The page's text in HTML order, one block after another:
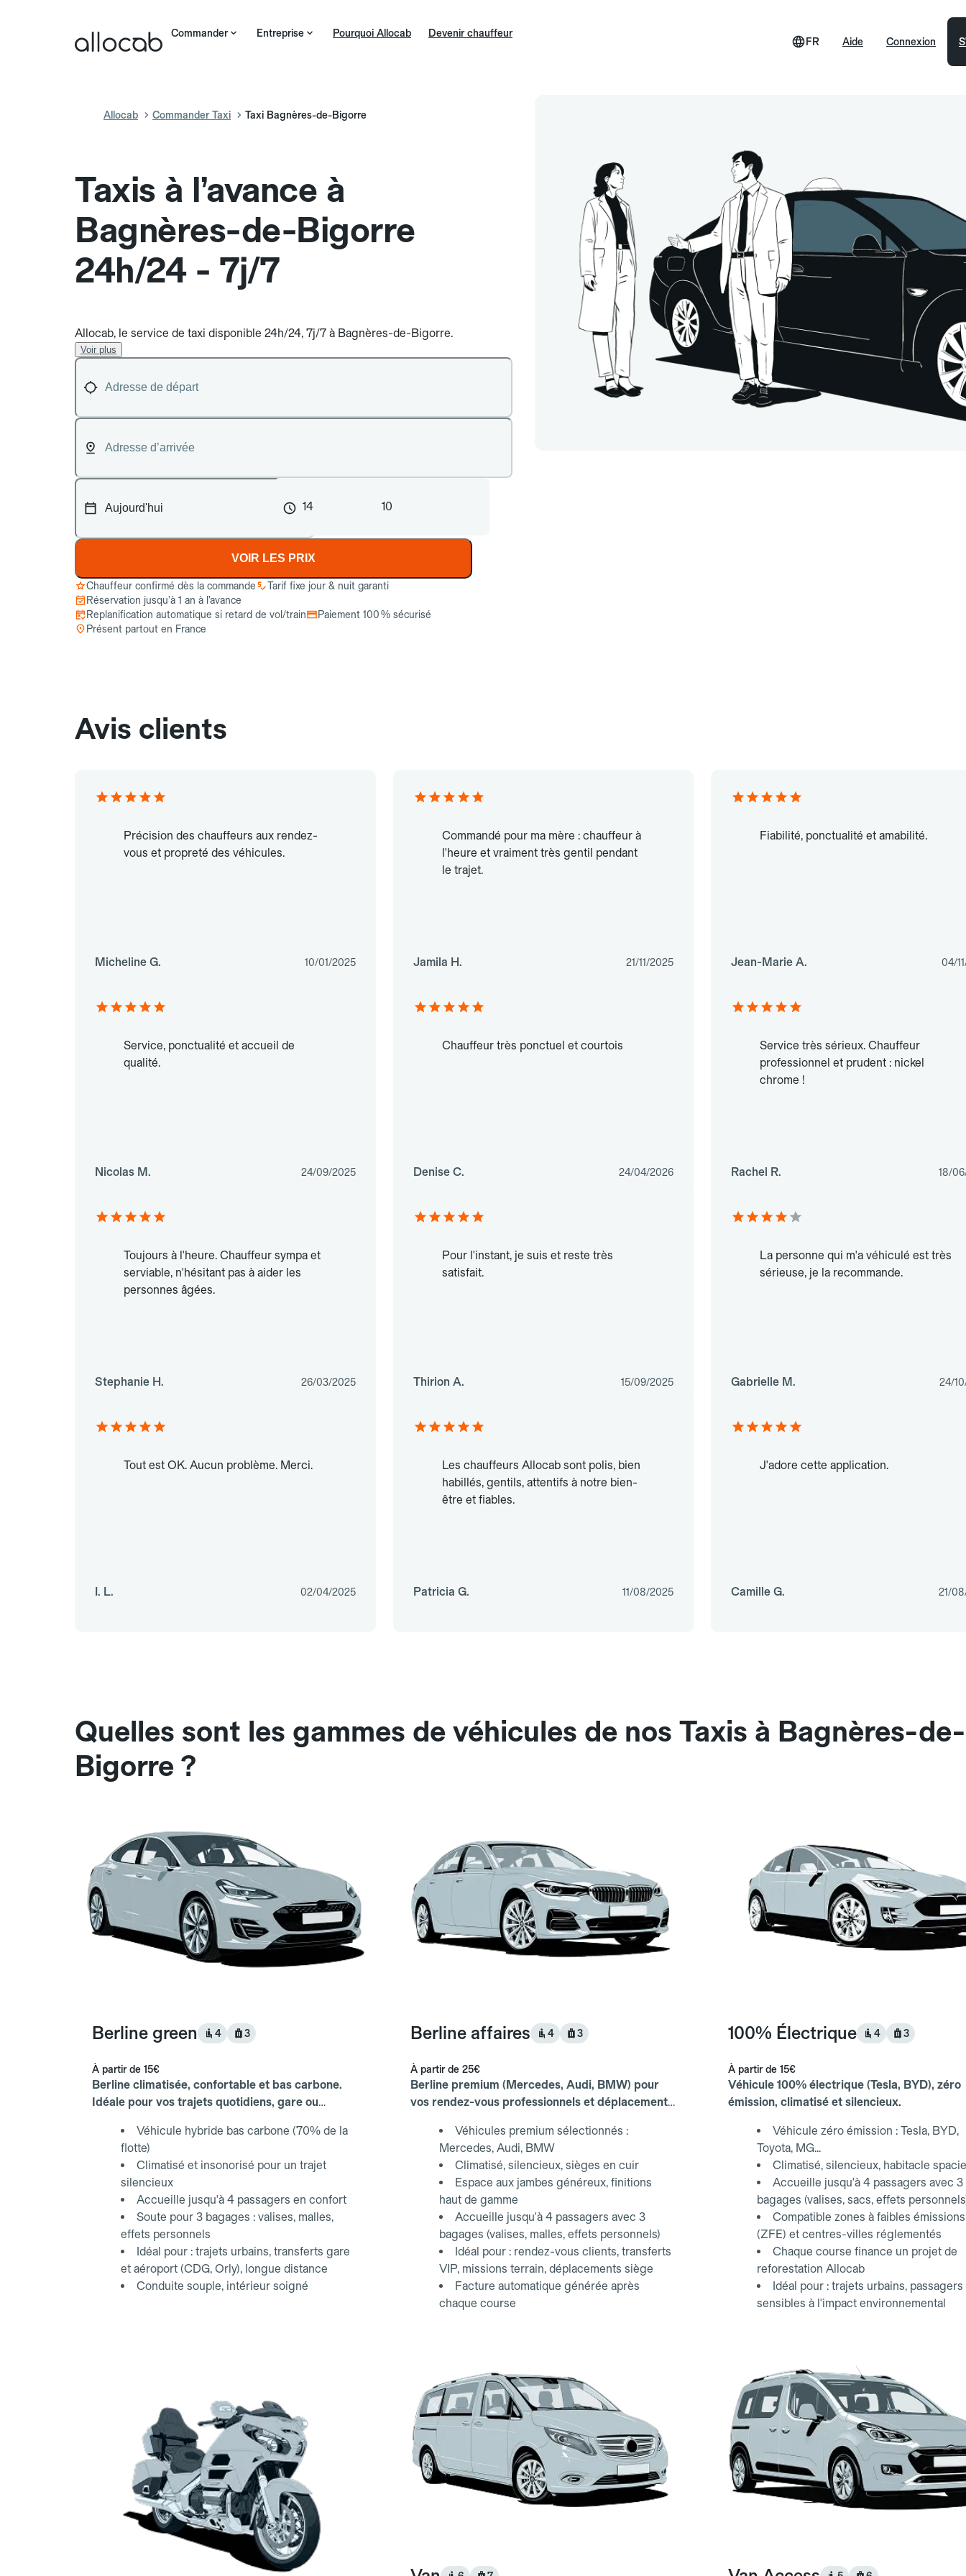
Commander Entreprise Pourquoi Allocab Devenir chauffeur
Aide
FR Connexion
Allocab Commander Taxi Taxi Bagnères-de-Bigorre
Taxis à l’avance à
Bagnères-de-Bigorre
24h/24 - 7j/7
Allocab, le service de taxi disponible 24h/24, 7j/7 à Bagnères-de-Bigorre.
Voir plus
14 10
VOIR LES PRIX
Chauffeur confirmé dès la commande
Tarif fixe jour & nuit garanti
Réservation jusqu’à 1 an à l’avance
Replanification automatique si retard de vol/train
Paiement 100 % sécurisé
Présent partout en France
Avis clients
Précision des chauffeurs aux rendez-
vous et propreté des véhicules.
Micheline G. 10/01/2025
Commandé pour ma mère : chauffeur à
l'heure et vraiment très gentil pendant
le trajet.
Jamila H. 21/11/2025
Fiabilité, ponctualité et amabilité.
Jean-Marie A. 04/
Service, ponctualité et accueil de
qualité.
Nicolas M. 24/09/2025
Chauffeur très ponctuel et courtois
Denise C. 24/04/2026
Service très sérieux. Chauffeur
professionnel et prudent : nickel
chrome !
Rachel R. 18/
Toujours à l'heure. Chauffeur sympa et
serviable, n'hésitant pas à aider les
personnes âgées.
Stephanie H. 26/03/2025
Pour l'instant, je suis et reste très
satisfait.
Thirion A. 15/09/2025
La personne qui m'a véhiculé est très
sérieuse, je la recommande.
Gabrielle M. 24/
Tout est OK. Aucun problème. Merci.
I. L. 02/04/2025
Les chauffeurs Allocab sont polis, bien
habillés, gentils, attentifs à notre bien-
être et fiables.
Patricia G. 11/08/2025
J'adore cette application.
Camille G. 21/
Quelles sont les gammes de véhicules de nos Taxis à Bagnères-de-
Bigorre ?
Berline green 4 3
À partir de 15€
Berline climatisée, confortable et bas carbone.
Idéale pour vos trajets quotidiens, gare ou
Véhicule hybride bas carbone (70% de la
flotte)
Climatisé et insonorisé pour un trajet
silencieux
Accueille jusqu'à 4 passagers en confort
Soute pour 3 bagages : valises, malles,
effets personnels
Idéal pour : trajets urbains, transferts gare
et aéroport (CDG, Orly), longue distance
Conduite souple, intérieur soigné
Berline affaires 4 3
À partir de 25€
Berline premium (Mercedes, Audi, BMW) pour
vos rendez-vous professionnels et déplacements
Véhicules premium sélectionnés :
Mercedes, Audi, BMW
Climatisé, silencieux, sièges en cuir
Espace aux jambes généreux, finitions
haut de gamme
Accueille jusqu'à 4 passagers avec 3
bagages (valises, malles, effets personnels)
Idéal pour : rendez-vous clients, transferts
VIP, missions terrain, déplacements siège
Facture automatique générée après
chaque course
100% Électrique 4 3
À partir de 15€
Véhicule 100% électrique (Tesla, BYD), zéro
émission, climatisé et silencieux.
Véhicule zéro émission : Tesla, BYD,
Toyota, MG...
Climatisé, silencieux, habitacle
Accueille jusqu'à 4 passagers avec 3
bagages (valises, sacs, effets
Compatible zones à faibles émissions
(ZFE) et centres-villes réglementés
Chaque course finance un projet de
reforestation Allocab
Idéal pour : trajets urbains, passagers
sensibles à l'impact environnemental